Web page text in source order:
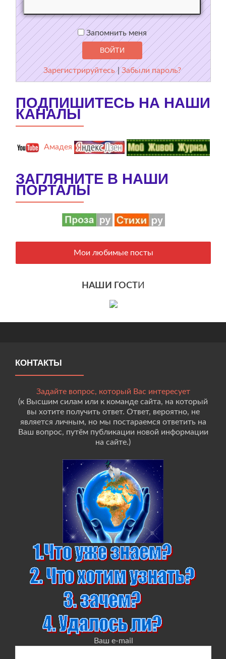
Запомнить меня
Зарегистрируйтесь |Забыли пароль?
ПОДПИШИТЕСЬ НА НАШИ
КАНАЛЫ
Амадея
ЗАГЛЯНИТЕ В НАШИ
ПОРТАЛЫ
Мои любимые посты
НАШИ ГОСТИ
КОНТАКТЫ
Задайте вопрос, который Вас интересует
(к Высшим силам или к команде сайта, на который
вы хотите получить ответ. Ответ, вероятно, не
является личным, но мы постараемся ответить на
Ваш вопрос, путём публикации новой информации
на сайте.)
Ваш e-mail